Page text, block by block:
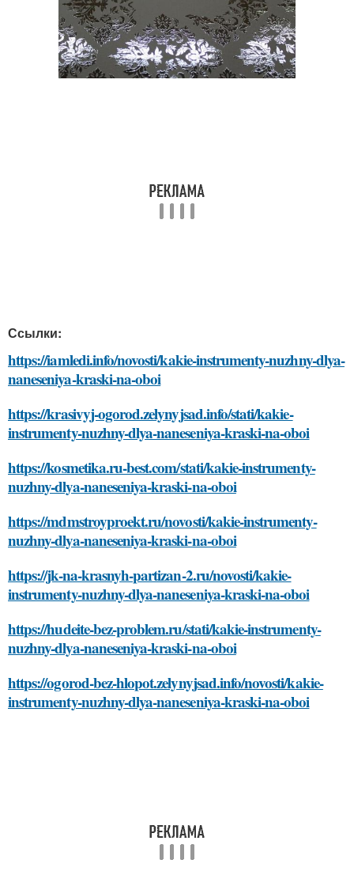
Ссылки:
https://iamledi.info/novosti/kakie-instrumenty-nuzhny-dlya-
naneseniya-kraski-na-oboi
https://krasivyj-ogorod.zelynyjsad.info/stati/kakie-
instrumenty-nuzhny-dlya-naneseniya-kraski-na-oboi
https://kosmetika.ru-best.com/stati/kakie-instrumenty-
nuzhny-dlya-naneseniya-kraski-na-oboi
https://mdmstroyproekt.ru/novosti/kakie-instrumenty-
nuzhny-dlya-naneseniya-kraski-na-oboi
https://jk-na-krasnyh-partizan-2.ru/novosti/kakie-
instrumenty-nuzhny-dlya-naneseniya-kraski-na-oboi
https://hudeite-bez-problem.ru/stati/kakie-instrumenty-
nuzhny-dlya-naneseniya-kraski-na-oboi
https://ogorod-bez-hlopot.zelynyjsad.info/novosti/kakie-
instrumenty-nuzhny-dlya-naneseniya-kraski-na-oboi